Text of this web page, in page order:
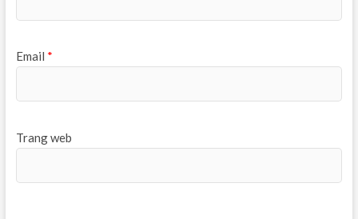
Email *
Trang web